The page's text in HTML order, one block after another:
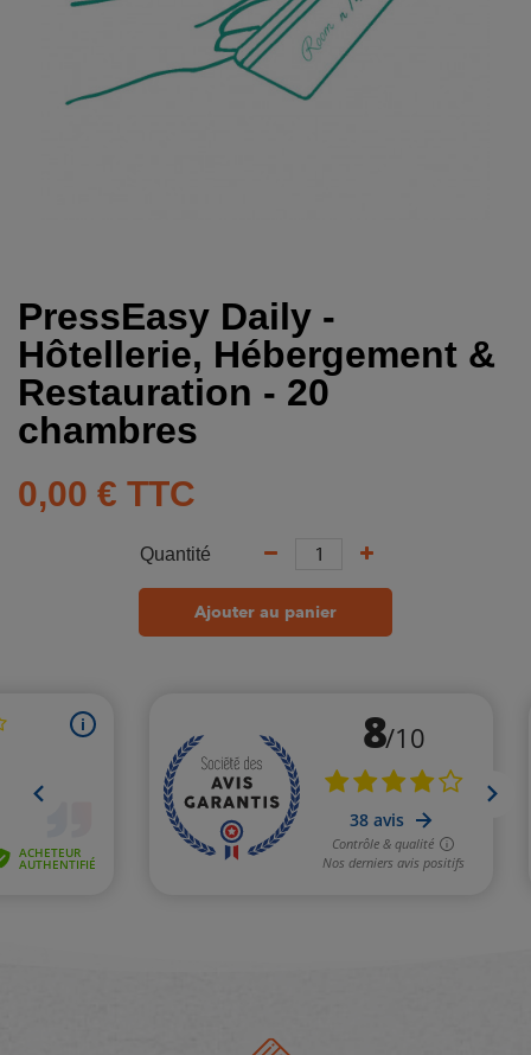
PressEasy Daily -
Hôtellerie, Hébergement &
Restauration - 20
chambres
0,00 € TTC
Quantité
Ajouter au panier